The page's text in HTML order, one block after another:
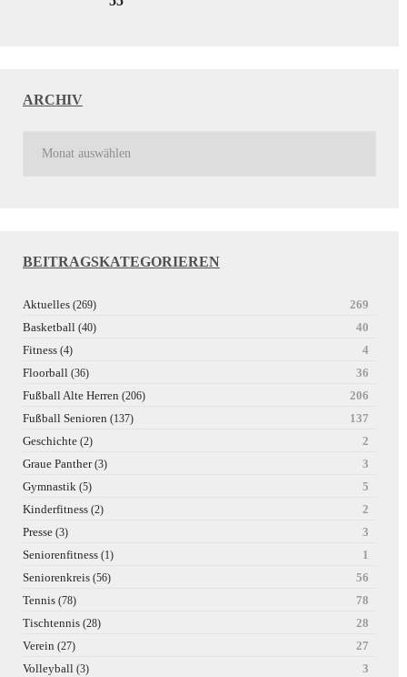
ARCHIV
BEITRAGSKATEGORIEREN
Aktuelles (269)
269
Basketball (40)
40
Fitness (4)
4
Floorball (36)
36
Fußball Alte Herren (206)
206
Fußball Senioren (137)
137
Geschichte (2)
2
Graue Panther(3)
3
Gymnastik (5)
5
Kinderfitness (2)
2
Presse (3)
3
Seniorenfitness (1)
1
Seniorenkreis (56)
56
Tennis (78)
78
Tischtennis (28)
28
Verein (27)
27
Volleyball (3)
3